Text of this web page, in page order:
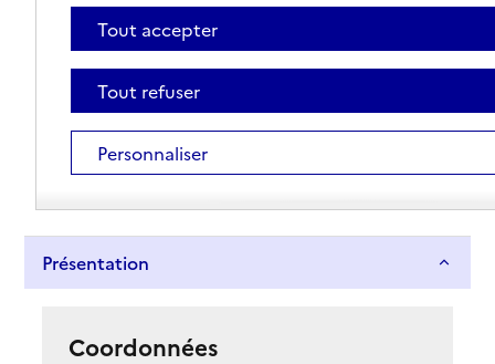
Présentation
Coordonnées
Tout accepter
Tout refuser
Personnaliser